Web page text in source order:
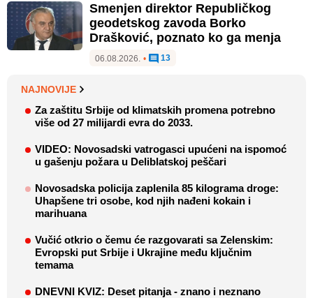
Smenjen direktor Republičkog
geodetskog zavoda Borko
Drašković, poznato ko ga menja
06.08.2026. • 13
NAJNOVIJE
Za zaštitu Srbije od klimatskih promena potrebno
više od 27 milijardi evra do 2033.
VIDEO: Novosadski vatrogasci upućeni na ispomoć
u gašenju požara u Deliblatskoj peščari
Novosadska policija zaplenila 85 kilograma droge:
Uhapšene tri osobe, kod njih nađeni kokain i
marihuana
Vučić otkrio o čemu će razgovarati sa Zelenskim:
Evropski put Srbije i Ukrajine među ključnim
temama
DNEVNI KVIZ: Deset pitanja - znano i neznano